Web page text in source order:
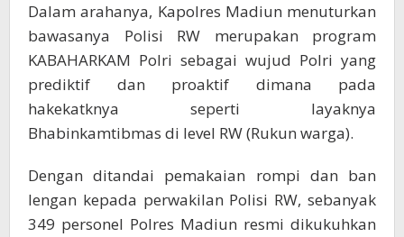
Dalam arahanya, Kapolres Madiun menuturkan
bawasanya Polisi RW merupakan program
KABAHARKAM Polri sebagai wujud Polri yang
prediktif dan proaktif dimana pada
hakekatknya seperti layaknya
Bhabinkamtibmas di level RW (Rukun warga).
Dengan ditandai pemakaian rompi dan ban
lengan kepada perwakilan Polisi RW, sebanyak
349 personel Polres Madiun resmi dikukuhkan